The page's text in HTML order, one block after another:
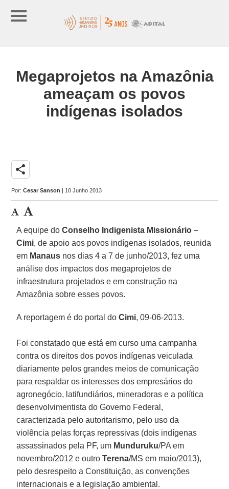
Megaprojetos na Amazônia
ameaçam os povos
indígenas isolados
share
Por:Cesar Sanson | 10 Junho 2013
A equipe doConselho Indigenista Missionário –
Cimi, de apoio aos povos indígenas isolados, reunida
em Manaus nos dias 4 a 7 de junho/2013, fez uma
análise dos impactos dos megaprojetos de
infraestrutura projetados e em construção na
Amazônia sobre esses povos.
A reportagem é do portal doCimi, 09-06-2013.
Foi constatado que está em curso uma campanha
contra os direitos dos povos indígenas veiculada
diariamente pelos grandes meios de comunicação
para respaldar os interesses dos empresários do
agronegócio, latifundiários, mineradoras e a política
desenvolvimentista do Governo Federal,
caracterizada pelo autoritarismo, pelo uso da
violência pelas forças repressivas (dois indígenas
assassinados pela PF, um Munduruku/PA em
novembro/2012 e outroTerena/MS em maio/2013),
pelo desrespeito a Constituição, as convenções
internacionais e a legislação ambiental.